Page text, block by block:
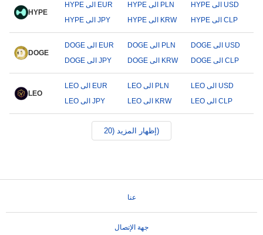
HYPE
HYPE الى EUR HYPE الى PLN
HYPE الى USD
HYPE الى JPY
HYPE الى KRW HYPE الى CLP
DOGE
DOGE الى EUR DOGE الى PLN
DOGE الى USD
DOGE الى JPY
DOGE الى KRW DOGE الى CLP
LEO
LEO الى EUR LEO الى PLN
LEO الى USD
LEO الى JPY
LEO الى KRW LEO الى CLP
إظهار المزيد (20)
عنا
جهة الإتصال